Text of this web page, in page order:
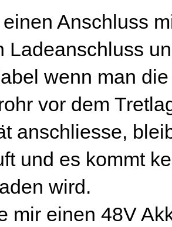
Anschluss
Ladeanschluss
wenn man
vor dem
anschliesse,
und es kommt
wird.
mir einen 48V